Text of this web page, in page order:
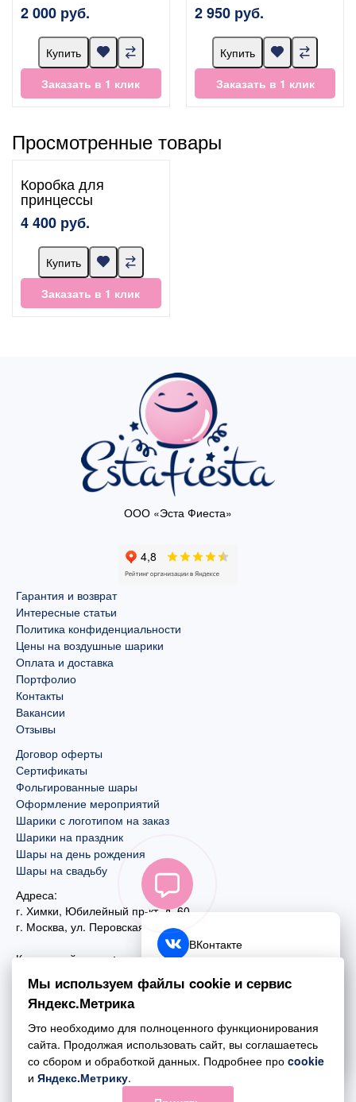
2 000 руб.
Купить
Заказать в 1 клик
2 950 руб.
Купить
Заказать в 1 клик
Просмотренные товары
Коробка для
принцессы
4 400 руб.
Купить
Заказать в 1 клик
ООО «Эста Фиеста»
Гарантия и возврат
Интересные статьи
Политика конфиденциальности
Цены на воздушные шарики
Оплата и доставка
Портфолио
Контакты
Вакансии
Отзывы
Договор оферты
Сертификаты
Фольгированные шары
Оформление мероприятий
Шарики с логотипом на заказ
Шарики на праздник
Шары на день рождения
Шары на свадьбу
Адреса:
г. Химки, Юбилейный пр-кт, д. 60
г. Москва, ул. Перовская, д. 59
Контактный номер:
+7 (495) 970-44-75
Почта:
mail@esta-fiesta.ru
Режим работы интернет-магазина:
ПН-ВС с 09:00 до 21:00
ВКонтакте
Telegram
Обратный звонок
Мы используем файлы cookie и сервис
Яндекс.Метрика
Это необходимо для полноценного функционирования
сайта. Продолжая использовать сайт, вы соглашаетесь
со сбором и обработкой данных. Подробнее про cookie
и Яндекс.Метрику.